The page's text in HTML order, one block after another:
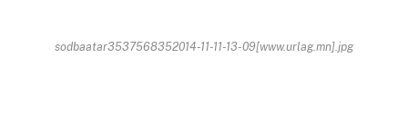
sodbaatar3537568352014-11-11-13-09[www.urlag.mn].jpg